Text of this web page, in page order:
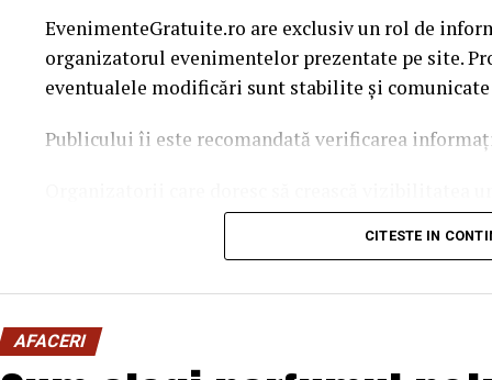
EvenimenteGratuite.ro are exclusiv un rol de
organizatorul evenimentelor prezentate pe site.
eventualele modificări sunt stabilite și
Publicului îi este recomandată verificarea
solicita o ofertă de promovare din partea echipei
CITESTE IN
AFACERI